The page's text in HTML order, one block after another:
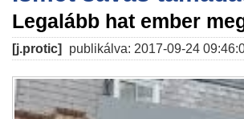
Legalább hat ember
[j.protic] publikálva: 2017-09-24